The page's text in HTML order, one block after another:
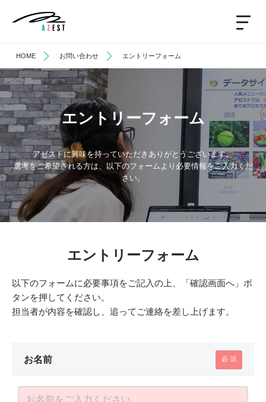
HOME お問い合わせ エントリーフォーム
エントリーフォーム
アゼストに興味を持っていただきありがとうございます。
選考をご希望される方は、以下のフォームより必要情報をご入力くだ
さい。
エントリーフォーム
以下のフォームに必要事項をご記入の上、「確認画面へ」ボ
タンを押してください。
担当者が内容を確認し、追ってご連絡を差し上げます。
お名前